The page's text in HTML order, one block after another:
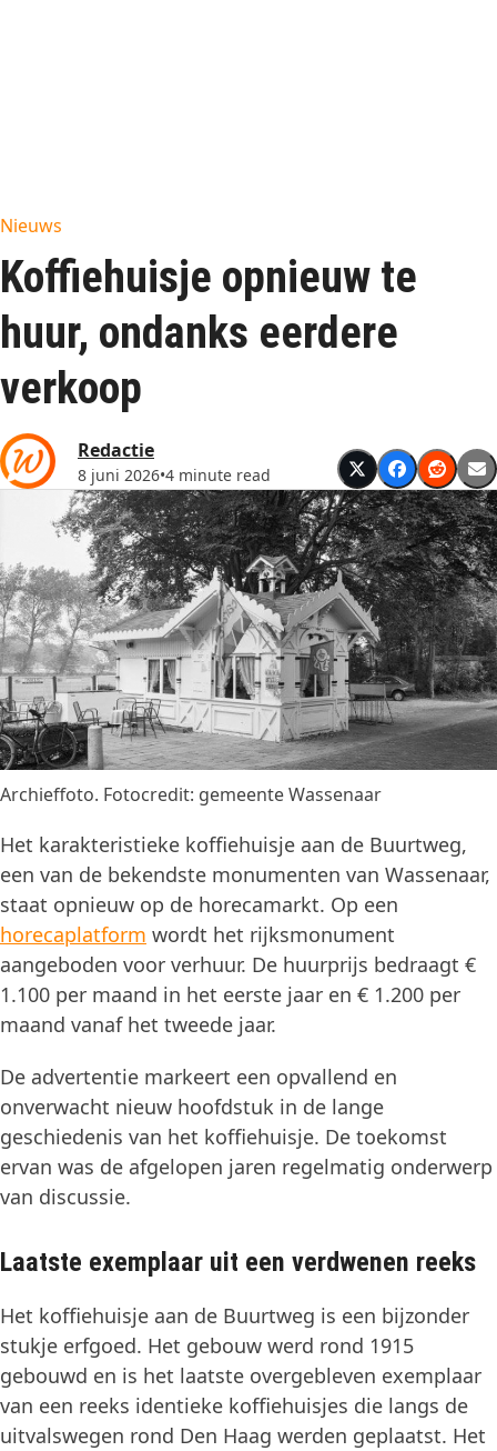
Nieuws
Koffiehuisje opnieuw te
huur, ondanks eerdere
verkoop
Redactie
8 juni 2026•4 minute read
Archieffoto. Fotocredit: gemeente Wassenaar
Het karakteristieke koffiehuisje aan de Buurtweg,
een van de bekendste monumenten van Wassenaar,
staat opnieuw op de horecamarkt. Op een
horecaplatform wordt het rijksmonument
aangeboden voor verhuur. De huurprijs bedraagt €
1.100 per maand in het eerste jaar en € 1.200 per
maand vanaf het tweede jaar.
De advertentie markeert een opvallend en
onverwacht nieuw hoofdstuk in de lange
geschiedenis van het koffiehuisje. De toekomst
ervan was de afgelopen jaren regelmatig onderwerp
van discussie.
Laatste exemplaar uit een verdwenen reeks
Het koffiehuisje aan de Buurtweg is een bijzonder
stukje erfgoed. Het gebouw werd rond 1915
gebouwd en is het laatste overgebleven exemplaar
van een reeks identieke koffiehuisjes die langs de
uitvalswegen rond Den Haag werden geplaatst. Het